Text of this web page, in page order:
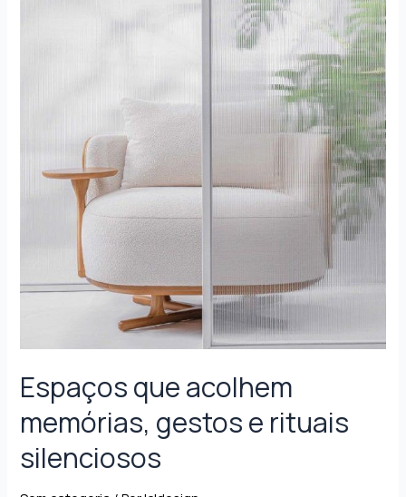
Espaços que acolhem
memórias, gestos e rituais
silenciosos